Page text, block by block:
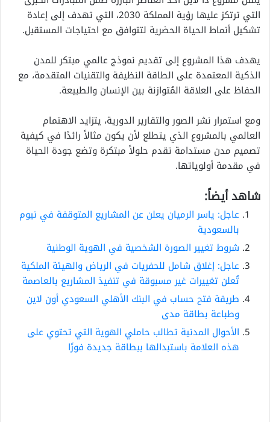
التي ترتكز عليها رؤية المملكة 2030، التي تهدف إلى إعادة
تشكيل أنماط الحياة الحضرية لتتوافق مع احتياجات المستقبل.
يهدف هذا المشروع إلى تقديم نموذج عالمي مبتكر للمدن
الذكية المعتمدة على الطاقة النظيفة والتقنيات المتقدمة، مع
الحفاظ على العلاقة المُتوازنة بين الإنسان والطبيعة.
ومع استمرار نشر الصور والتقارير الدورية، يتزايد الاهتمام
العالمي بالمشروع الذي يتطلع لأن يكون مثالاً رائدًا في كيفية
تصميم مدن مستدامة تقدم حلولاً مبتكرة وتضع جودة الحياة
في مقدمة أولوياتها.
شاهد أيضاً:
عاجل: ياسر الرميان يعلن عن المشاريع المتوقفة في نيوم
بالسعودية
شروط تغيير الصورة الشخصية في الهوية الوطنية
عاجل: إغلاق شامل للحفريات في الرياض والهيئة الملكية
تُعلن تغييرات غير مسبوقة في تنفيذ المشاريع بالعاصمة
طريقة فتح حساب في البنك الأهلي السعودي أون لاين
وطباعة بطاقة مدى
الأحوال المدنية تطالب حاملي الهوية التي تحتوي على
هذه العلامة باستبدالها ببطاقة جديدة فورًا